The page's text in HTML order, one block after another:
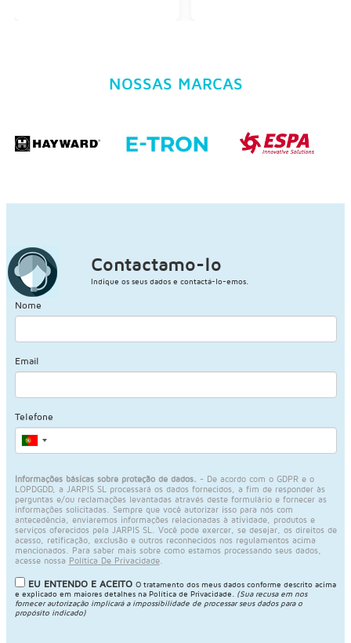
NOSSAS MARCAS
Contactamo-lo
Indique os seus dados e contactá-lo-emos.
Nome
Email
Telefone
Informações básicas sobre proteção de dados. - De acordo com o GDPR e o
LOPDGDD, a JARPIS SL processará os dados fornecidos, a fim de responder às
perguntas e/ou reclamações levantadas através deste formulário e fornecer as
informações solicitadas. Sempre que você autorizar isso para nós com
antecedência, enviaremos informações relacionadas à atividade, produtos e
serviços oferecidos pela JARPIS SL. Você pode exercer, se desejar, os direitos de
acesso, retificação, exclusão e outros reconhecidos nos regulamentos acima
mencionados. Para saber mais sobre como estamos processando seus dados,
acesse nossa Política De Privacidade.
EU ENTENDO E ACEITO O tratamento dos meus dados conforme descrito acima
e explicado em maiores detalhes na Política de Privacidade
(Sua recusa em nos
fornecer autorização implicará a impossibilidade de processar seus dados para o
propósito indicado)